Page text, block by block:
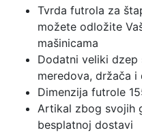
Tvrda futrola za
možete odložite
mašinicama
Dodatni veliki dzep
meredova, držača i
Dimenzija futrole
Artikal zbog svojih
besplatnoj dostavi